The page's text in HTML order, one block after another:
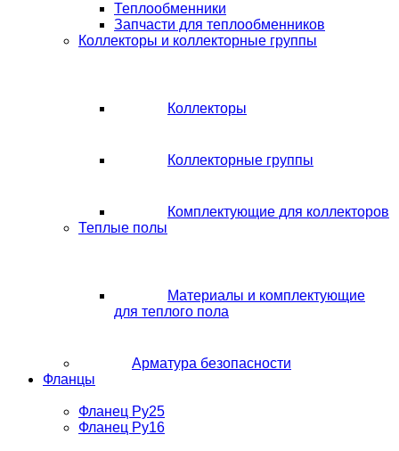
Теплообменники
Запчасти для теплообменников
Коллекторы и коллекторные группы
Коллекторы
Коллекторные группы
Комплектующие для коллекторов
Теплые полы
Материалы и комплектующие
для теплого пола
Арматура безопасности
Фланцы
Фланец Ру25
Фланец Ру16